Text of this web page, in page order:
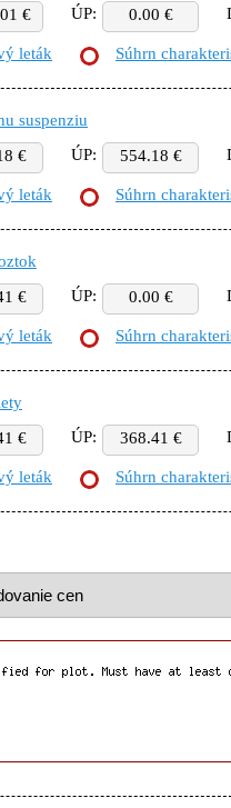
€ ÚP: 0.00 €
leták Súhrn
suspenziu
€ ÚP: 554.18 €
leták Súhrn
€ ÚP: 0.00 €
leták Súhrn
€ ÚP: 368.41 €
leták Súhrn